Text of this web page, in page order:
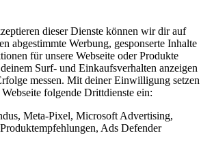
dieser Dienste können wir dir auf
abgestimmte Werbung, gesponserte Inhalte
für unsere Webseite oder Produkte
Surf- und Einkaufsverhalten anzeigen
messen. Mit deiner Einwilligung setzen
folgende Drittdienste ein:
Meta-Pixel, Microsoft Advertising,
Ads Defender